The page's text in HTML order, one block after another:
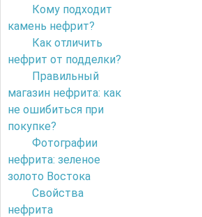
Кому подходит
камень нефрит?
Как отличить
нефрит от подделки?
Правильный
магазин нефрита: как
не ошибиться при
покупке?
Фотографии
нефрита: зеленое
золото Востока
Свойства
нефрита